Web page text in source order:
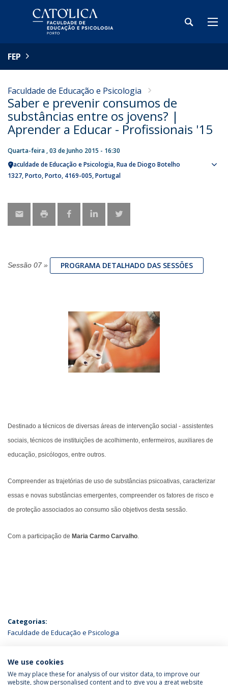
FEP
Faculdade de Educação e Psicologia
Saber e prevenir consumos de
substâncias entre os jovens? |
Aprender a Educar - Profissionais '15
Quarta-feira , 03 de Junho 2015 - 16:30
Faculdade de Educação e Psicologia Rua de Diogo Botelho
1327 Porto Porto 4169-005 Portugal
Sessão 07 » PROGRAMA DETALHADO DAS SESSÕES
Destinado a técnicos de diversas áreas de intervenção social - assistentes
sociais, técnicos de instituições de acolhimento, enfermeiros, auxiliares de
educação, psicólogos, entre outros.
Compreender as trajetórias de uso de substâncias psicoativas, caracterizar
essas e novas substâncias emergentes, compreender os fatores de risco e
de proteção associados ao consumo são objetivos desta sessão.
Com a participação de Maria Carmo Carvalho.
Categorias:
Faculdade de Educação e Psicologia
ÚLTIMAS NOTÍCIAS
We use cookies
We may place these for analysis of our visitor data, to improve our
website, show personalised content and to give you a great website